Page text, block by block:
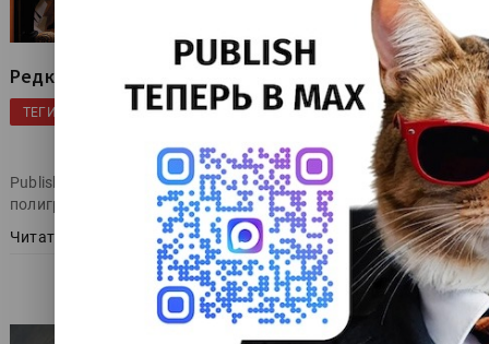
Редкая книга как воплощение мечты
ТЕГИ История|Publish|Книжная печать|Эксклюзив|
Взгляд на полиграфию с Ириной
|
Publish продолжает серию публикаций о музеях, связанных с
полиграфией.
Читать далее